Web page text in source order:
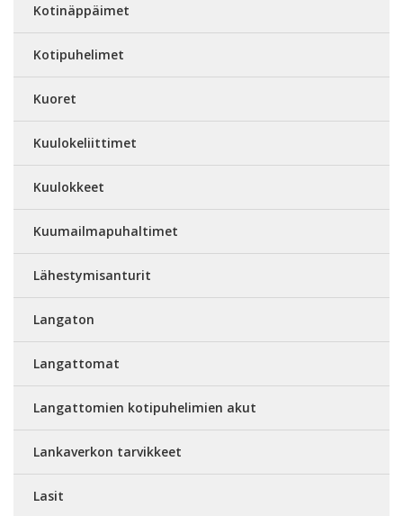
Kotinäppäimet
Kotipuhelimet
Kuoret
Kuulokeliittimet
Kuulokkeet
Kuumailmapuhaltimet
Lähestymisanturit
Langaton
Langattomat
Langattomien kotipuhelimien akut
Lankaverkon tarvikkeet
Lasit